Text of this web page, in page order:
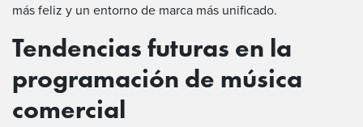
más feliz y un entorno de marca más unificado.
Tendencias futuras en la
programación de música
comercial